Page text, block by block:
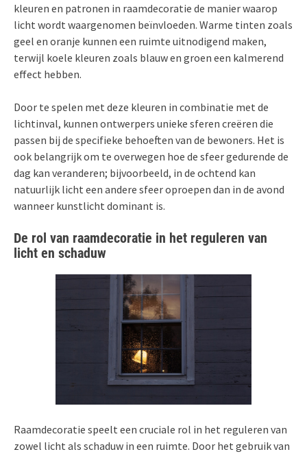
kleuren en patronen in raamdecoratie de manier waarop
licht wordt waargenomen beïnvloeden. Warme tinten zoals
geel en oranje kunnen een ruimte uitnodigend maken,
terwijl koele kleuren zoals blauw en groen een kalmerend
effect hebben.
Door te spelen met deze kleuren in combinatie met de
lichtinval, kunnen ontwerpers unieke sferen creëren die
passen bij de specifieke behoeften van de bewoners. Het is
ook belangrijk om te overwegen hoe de sfeer gedurende de
dag kan veranderen; bijvoorbeeld, in de ochtend kan
natuurlijk licht een andere sfeer oproepen dan in de avond
wanneer kunstlicht dominant is.
De rol van raamdecoratie in het reguleren van
licht en schaduw
Raamdecoratie speelt een cruciale rol in het reguleren van
zowel licht als schaduw in een ruimte. Door het gebruik van